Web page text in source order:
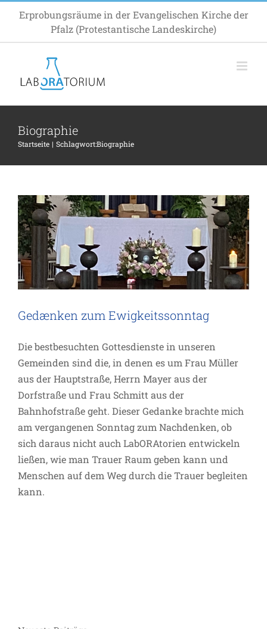
springen
Erprobungsräume in der Evangelischen Kirche der
Pfalz (Protestantische Landeskirche)
Biographie
Startseite Schlagwort:Biographie
Gedænken zum Ewigkeitssonntag
Die bestbesuchten Gottesdienste in unseren
Gemeinden sind die, in denen es um Frau Müller
aus der Hauptstraße, Herrn Mayer aus der
Dorfstraße und Frau Schmitt aus der
Bahnhofstraße geht. Dieser Gedanke brachte mich
am vergangenen Sonntag zum Nachdenken, ob
sich daraus nicht auch LabORAtorien entwickeln
ließen, wie man Trauer Raum geben kann und
Menschen auf dem Weg durch die Trauer begleiten
kann.